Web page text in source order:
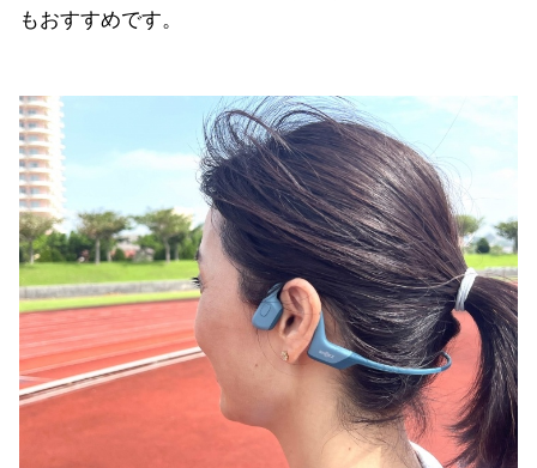
もおすすめです。